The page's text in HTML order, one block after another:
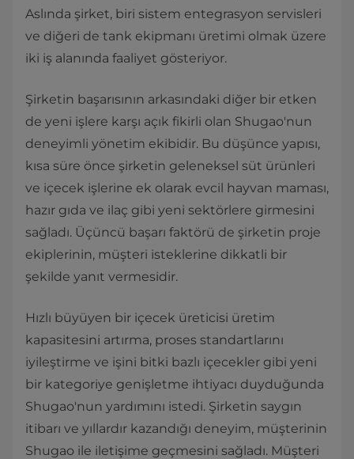
Aslında şirket, biri sistem entegrasyon servisleri
ve diğeri de tank ekipmanı üretimi olmak üzere
iki iş alanında faaliyet gösteriyor.
Şirketin başarısının arkasındaki diğer bir etken
de yeni işlere karşı açık fikirli olan Shugao'nun
deneyimli yönetim ekibidir. Bu düşünce yapısı,
kısa süre önce şirketin geleneksel süt ürünleri
ve içecek işlerine ek olarak evcil hayvan maması,
hazır gıda ve ilaç gibi yeni sektörlere girmesini
sağladı. Üçüncü başarı faktörü de şirketin proje
ekiplerinin, müşteri isteklerine dikkatli bir
şekilde yanıt vermesidir.
Hızlı büyüyen bir içecek üreticisi üretim
kapasitesini artırma, proses standartlarını
iyileştirme ve işini bitki bazlı içecekler gibi yeni
bir kategoriye genişletme ihtiyacı duyduğunda
Shugao'nun yardımını istedi. Şirketin saygın
itibarı ve yıllardır kazandığı deneyim, müşterinin
Shugao ile iletişime geçmesini sağladı. Müşteri